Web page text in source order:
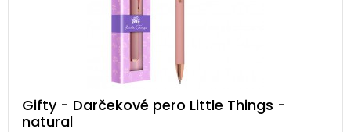
Gifty - Darčekové pero Little Things -
natural